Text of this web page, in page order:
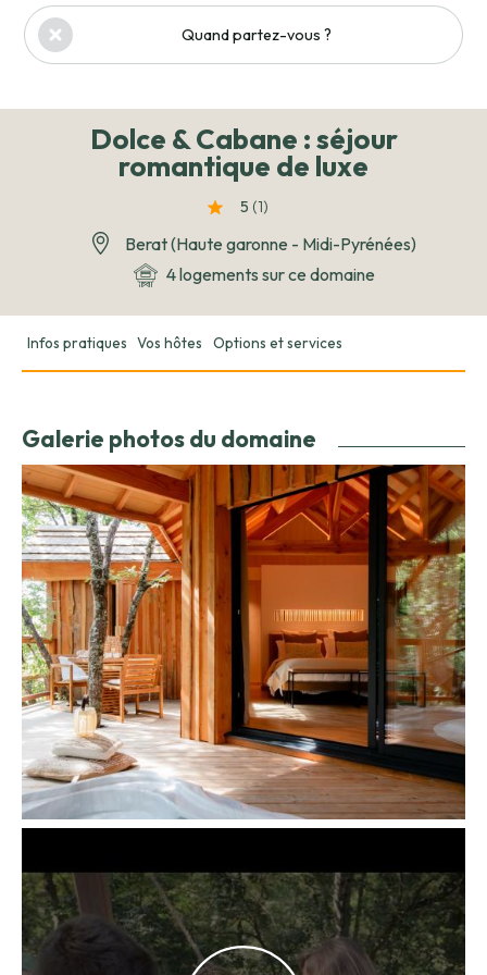
Quand partez-vous ?
Dolce & Cabane : séjour
romantique de luxe
5 (1)
Berat (Haute garonne - Midi-Pyrénées)
4 logements sur ce domaine
Infos pratiques Vos hôtes Options et services
Galerie photos du domaine